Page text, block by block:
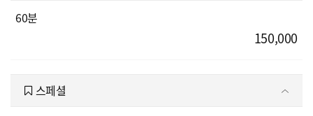
60분
150,000
스페셜